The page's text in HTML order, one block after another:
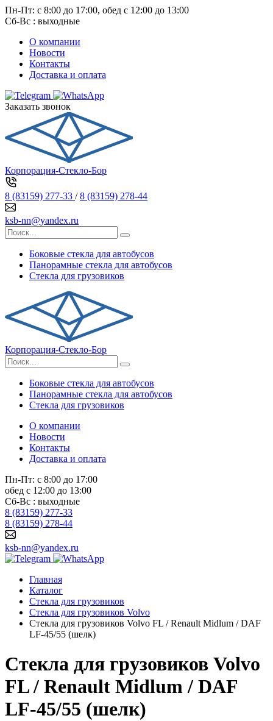
Пн-Пт: с 8:00 до 17:00, обед с 12:00 до 13:00
Сб-Вс : выходные
О компании
Новости
Контакты
Доставка и оплата
Заказать звонок
Корпорация-Стекло-Бор
8 (83159) 277-33 /8 (83159) 278-44
ksb-nn@yandex.ru
Боковые стекла для автобусов
Панорамные стекла для автобусов
Стекла для грузовиков
Корпорация-Стекло-Бор
Боковые стекла для автобусов
Панорамные стекла для автобусов
Стекла для грузовиков
О компании
Новости
Контакты
Доставка и оплата
Пн-Пт: с 8:00 до 17:00
обед с 12:00 до 13:00
Сб-Вс : выходные
8 (83159) 277-33
8 (83159) 278-44
ksb-nn@yandex.ru
Главная
Каталог
Стекла для грузовиков
Стекла для грузовиков Volvo
Стекла для грузовиков Volvo FL / Renault Midlum / DAF
LF-45/55 (шелк)
Стекла для грузовиков Volvo
FL / Renault Midlum / DAF
LF-45/55 (шелк)